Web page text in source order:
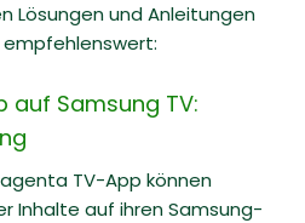
Lösungen und Anleitungen
empfehlenswert:
auf Samsung TV:
TV-App können
Inhalte auf ihren Samsung-